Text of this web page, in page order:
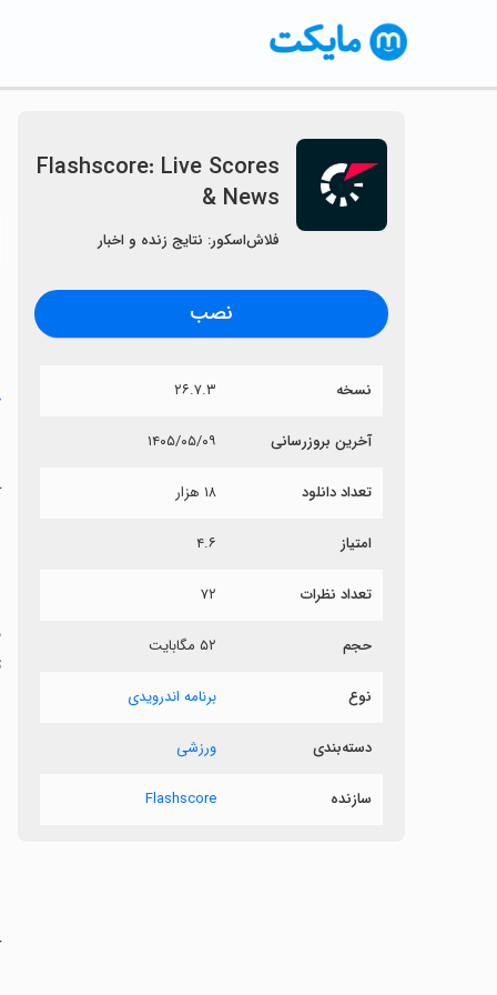
Flashscore: Live Scores
& News
فلاش‌اسکور: نتایج زنده و اخبار
نصب
نسخه ۲۶.۷.۳
آخرین بروزرسانی ۱۴۰۵/۰۵/۰۹
تعداد دانلود ۱۸ هزار
امتیاز ۴.۶
تعداد نظرات ۷۲
حجم ۵۲ مگابایت
نوع برنامه اندرویدی
دسته‌بندی ورزشی
سازنده Flashscore